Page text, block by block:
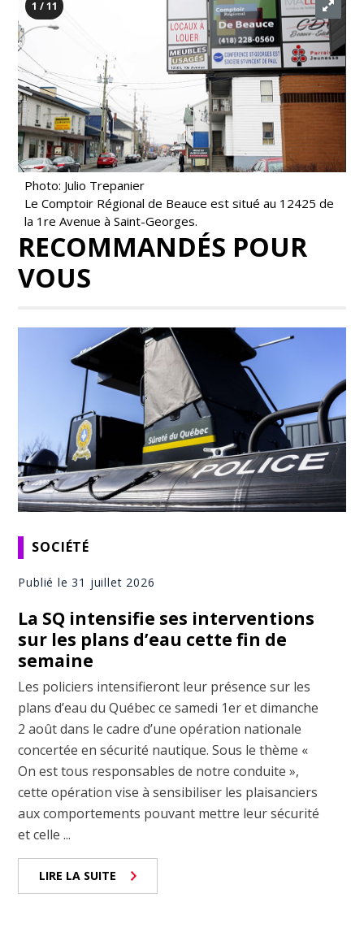
1 / 11
Photo: Julio Trepanier
Le Comptoir Régional de Beauce est situé au 12425 de
la 1re Avenue à Saint-Georges.
RECOMMANDÉS POUR
VOUS
SOCIÉTÉ
Publié le 31 juillet 2026
La SQ intensifie ses interventions
sur les plans d’eau cette fin de
semaine
Les policiers intensifieront leur présence sur les
plans d’eau du Québec ce samedi 1er et dimanche
2 août dans le cadre d’une opération nationale
concertée en sécurité nautique. Sous le thème «
On est tous responsables de notre conduite »,
cette opération vise à sensibiliser les plaisanciers
aux comportements pouvant mettre leur sécurité
et celle ...
LIRE LA SUITE